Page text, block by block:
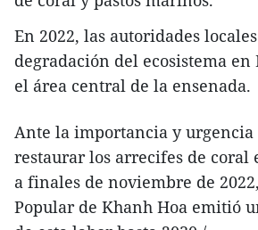
En 2022, las autoridades
degradación del ecosistema en
el área central de la ensenada.
Ante la importancia y urgencia
restaurar los arrecifes de coral
a finales de noviembre de
Popular de Khanh Hoa emitió